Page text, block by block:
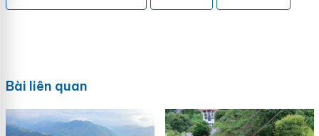
Bài liên quan